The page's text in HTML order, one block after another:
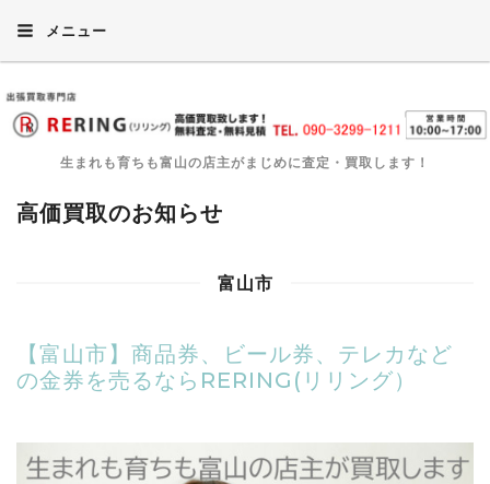
メニュー
生まれも育ちも富山の店主がまじめに査定・買取します！
高価買取のお知らせ
富山市
【富山市】商品券、ビール券、テレカなど
の金券を売るならRERING(リリング）